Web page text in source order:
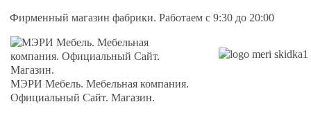
Фирменный магазин фабрики. Работаем с 9:30 до 20:00
МЭРИ Мебель. Мебельная компания.
Официальный Сайт. Магазин.